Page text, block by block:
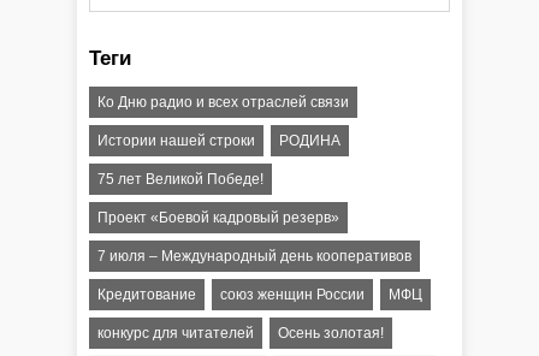
Теги
Ко Дню радио и всех отраслей связи
Истории нашей строки РОДИНА
75 лет Великой Победе!
Проект «Боевой кадровый резерв»
7 июля – Международный день кооперативов
Кредитование союз женщин России МФЦ
конкурс для читателей Осень золотая!